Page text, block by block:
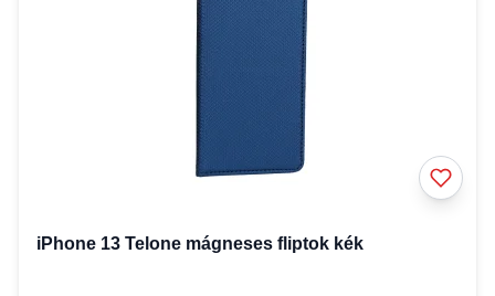
iPhone 13 Telone mágneses fliptok kék